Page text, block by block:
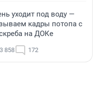
уходит под воду —
кадры потопа с
на ДОКе
858 172